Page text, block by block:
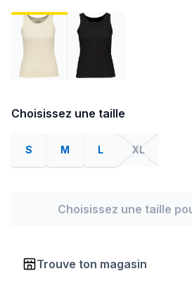
Choisissez une taille
S M L XL
Choisissez une taille
Trouve ton magasin